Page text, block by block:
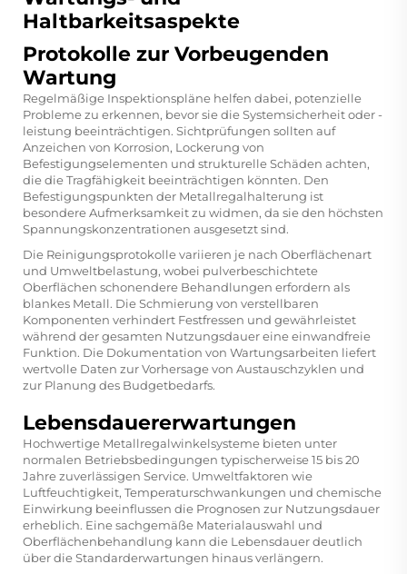
Haltbarkeitsaspekte
Protokolle zur Vorbeugenden
Wartung
Regelmäßige Inspektionspläne helfen dabei, potenzielle
Probleme zu erkennen, bevor sie die Systemsicherheit oder -
leistung beeinträchtigen. Sichtprüfungen sollten auf
Anzeichen von Korrosion, Lockerung von
Befestigungselementen und strukturelle Schäden achten,
die die Tragfähigkeit beeinträchtigen könnten. Den
Befestigungspunkten der Metallregalhalterung ist
besondere Aufmerksamkeit zu widmen, da sie den höchsten
Spannungskonzentrationen ausgesetzt sind.
Die Reinigungsprotokolle variieren je nach Oberflächenart
und Umweltbelastung, wobei pulverbeschichtete
Oberflächen schonendere Behandlungen erfordern als
blankes Metall. Die Schmierung von verstellbaren
Komponenten verhindert Festfressen und gewährleistet
während der gesamten Nutzungsdauer eine einwandfreie
Funktion. Die Dokumentation von Wartungsarbeiten liefert
wertvolle Daten zur Vorhersage von Austauschzyklen und
zur Planung des Budgetbedarfs.
Lebensdauererwartungen
Hochwertige Metallregalwinkelsysteme bieten unter
normalen Betriebsbedingungen typischerweise 15 bis 20
Jahre zuverlässigen Service. Umweltfaktoren wie
Luftfeuchtigkeit, Temperaturschwankungen und chemische
Einwirkung beeinflussen die Prognosen zur Nutzungsdauer
erheblich. Eine sachgemäße Materialauswahl und
Oberflächenbehandlung kann die Lebensdauer deutlich
über die Standarderwartungen hinaus verlängern.